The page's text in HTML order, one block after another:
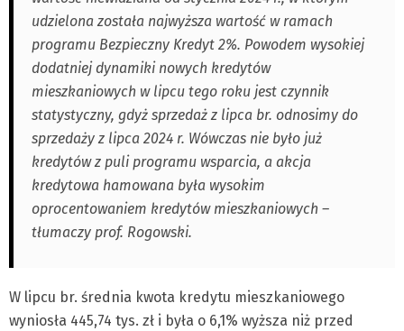
udzielona została najwyższa wartość w ramach
programu Bezpieczny Kredyt 2%. Powodem wysokiej
dodatniej dynamiki nowych kredytów
mieszkaniowych w lipcu tego roku jest czynnik
statystyczny, gdyż sprzedaż z lipca br. odnosimy do
sprzedaży z lipca 2024 r. Wówczas nie było już
kredytów z puli programu wsparcia, a akcja
kredytowa hamowana była wysokim
oprocentowaniem kredytów mieszkaniowych –
tłumaczy prof. Rogowski.
W lipcu br. średnia kwota kredytu mieszkaniowego
wyniosła 445,74 tys. zł i była o 6,1% wyższa niż przed